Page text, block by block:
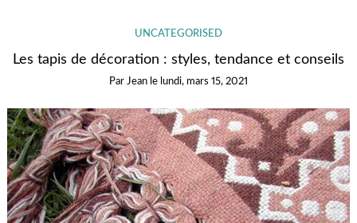
UNCATEGORISED
Les tapis de décoration : styles, tendance et conseils
Par Jean le lundi, mars 15, 2021